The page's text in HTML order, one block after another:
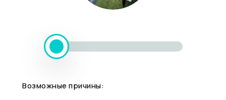
Возможные причины: